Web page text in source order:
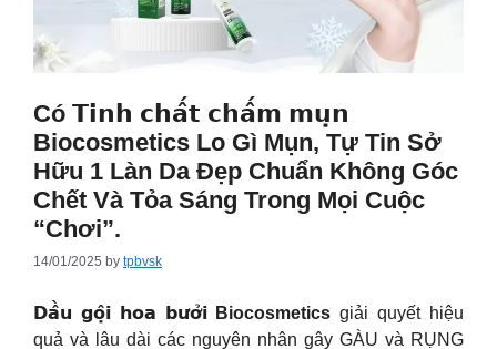
Có 𝗧𝗶𝗻𝗵 𝗰𝗵𝗮̂́𝘁 𝗰𝗵𝗮̂́𝗺 𝗺𝘂̣𝗻
Biocosmetics Lo Gì Mụn, Tự Tin Sở
Hữu 1 Làn Da Đẹp Chuẩn Không Góc
Chết Và Tỏa Sáng Trong Mọi Cuộc
“Chơi”.
14/01/2025 by tpbvsk
𝗗𝗮̂̀𝘂 𝗴𝗼̣̂𝗶 𝗵𝗼𝗮 𝗯𝘂̛𝗼̛̉𝗶 Biocosmetics giải quyết hiệu
quả và lâu dài các nguyên nhân gây GÀU và RỤNG